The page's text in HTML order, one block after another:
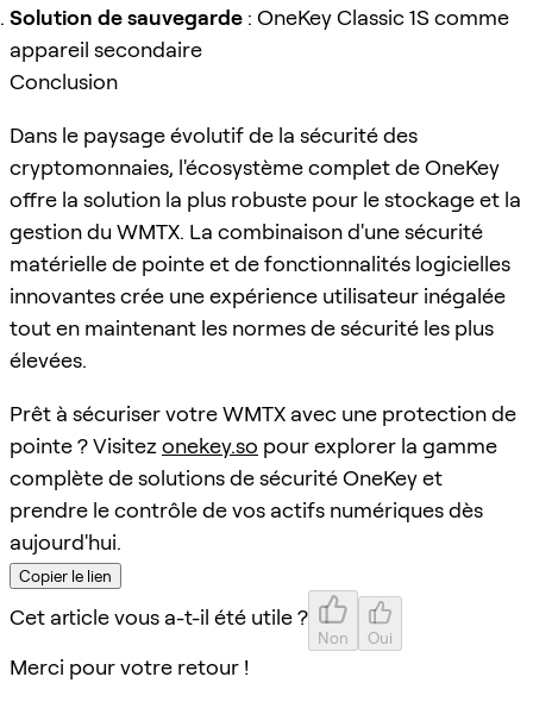
Solution de sauvegarde : OneKey Classic 1S comme
appareil secondaire
Conclusion
Dans le paysage évolutif de la sécurité des
cryptomonnaies, l'écosystème complet de OneKey
offre la solution la plus robuste pour le stockage et la
gestion du WMTX. La combinaison d'une sécurité
matérielle de pointe et de fonctionnalités logicielles
innovantes crée une expérience utilisateur inégalée
tout en maintenant les normes de sécurité les plus
élevées.
Prêt à sécuriser votre WMTX avec une protection de
pointe ? Visitez onekey.so pour explorer la gamme
complète de solutions de sécurité OneKey et
prendre le contrôle de vos actifs numériques dès
aujourd'hui.
Copier le lien
Cet article vous a-t-il été utile ?
Non Oui
Merci pour votre retour !